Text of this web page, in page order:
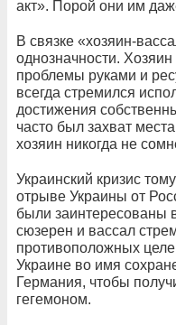
акт». Порой они им
В связке «хозяин-
однозначности.
проблемы руками и
всегда стремился
достижения
часто был захват
хозяин никогда не
Украинский кризис
отрыве Украины от
были заинтересованы
сюзерен и вассал
противоположных
Украине во имя
Германия, чтобы
гегемоном.